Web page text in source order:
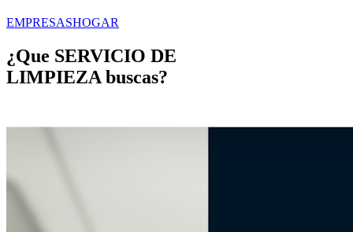
EMPRESASHOGAR
¿Que SERVICIO DE
LIMPIEZA buscas?